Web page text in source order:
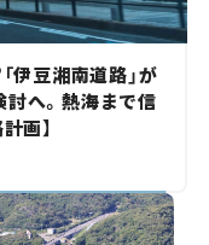
伊豆湘南道路」が
へ。熱海まで信
画】